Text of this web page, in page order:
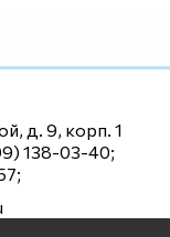
д. 9, корп. 1
138-03-40;